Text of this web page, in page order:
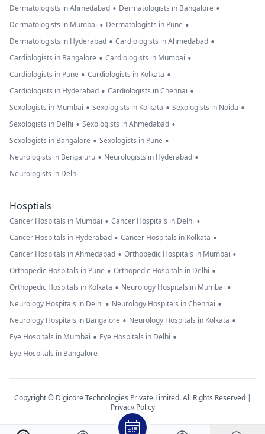
Dermatologists in Ahmedabad • Dermatologists in Bangalore •
Dermatologists in Mumbai • Dermatologists in Pune •
Dermatologists in Hyderabad • Cardiologists in Ahmedabad •
Cardiologists in Bangalore • Cardiologists in Mumbai •
Cardiologists in Pune • Cardiologists in Kolkata •
Cardiologists in Hyderabad • Cardiologists in Chennai •
Sexologists in Mumbai • Sexologists in Kolkata • Sexologists in Noida •
Sexologists in Delhi • Sexologists in Ahmedabad •
Sexologists in Bangalore • Sexologists in Pune •
Neurologists in Bengaluru • Neurologists in Hyderabad •
Neurologists in Delhi
Hosptials
Cancer Hospitals in Mumbai • Cancer Hospitals in Delhi •
Cancer Hospitals in Hyderabad • Cancer Hospitals in Kolkata •
Cancer Hospitals in Ahmedabad • Orthopedic Hospitals in Mumbai •
Orthopedic Hospitals in Pune • Orthopedic Hospitals in Delhi •
Orthopedic Hospitals in Kolkata • Neurology Hospitals in Mumbai •
Neurology Hospitals in Delhi • Neurology Hospitals in Chennai •
Neurology Hospitals in Bangalore • Neurology Hospitals in Kolkata •
Eye Hospitals in Mumbai • Eye Hospitals in Delhi •
Eye Hospitals in Bangalore
Copyright © Digicore Technologies Private Limited. All Rights Reserved |
Privacy Policy